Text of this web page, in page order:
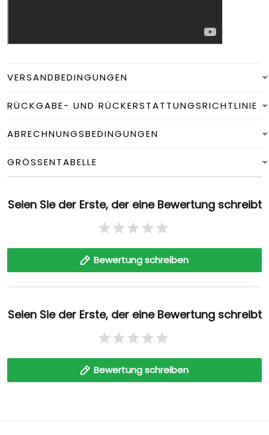
VERSANDBEDINGUNGEN
RÜCKGABE- UND RÜCKERSTATTUNGSRICHTLINIE
ABRECHNUNGSBEDINGUNGEN
GRÖSSENTABELLE
Seien Sie der Erste, der eine Bewertung schreibt
Bewertung schreiben
Seien Sie der Erste, der eine Bewertung schreibt
Bewertung schreiben